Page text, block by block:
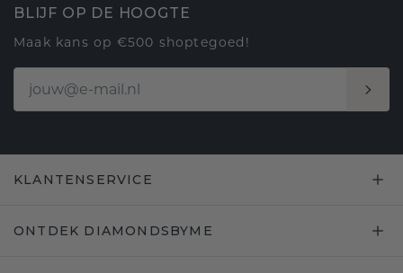
BLIJF OP DE HOOGTE
Maak kans op €500 shoptegoed!
KLANTENSERVICE
ONTDEK DIAMONDSBYME